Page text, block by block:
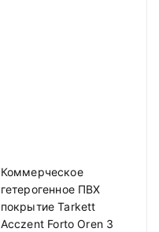
Коммерческое
гетерогенное ПВХ
покрытие Tarkett
Acczent Forto Oren 3